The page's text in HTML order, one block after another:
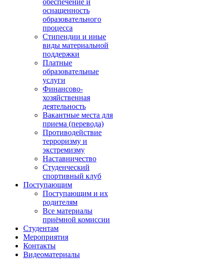
обеспечение и
оснащенность
образовательного
процесса
Стипендии и иные
виды материальной
поддержки
Платные
образовательные
услуги
Финансово-
хозяйственная
деятельность
Вакантные места для
приема (перевода)
Противодействие
терроризму и
экстремизму
Наставничество
Студенческий
спортивный клуб
Поступающим
Поступающим и их
родителям
Все материалы
приёмной комиссии
Студентам
Мероприятия
Контакты
Видеоматериалы